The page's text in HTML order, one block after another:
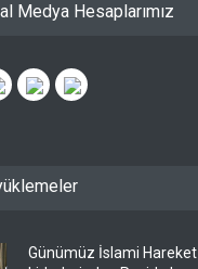
Medya Hesaplarımız
Günümüz İslami Hareket